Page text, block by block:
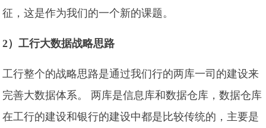
征，这是作为我们的一个新的课题。
2）工行大数据战略思路
工行整个的战略思路是通过我们行的两库一司的建设来
完善大数据体系。 两库是信息库和数据仓库，数据仓库
在工行的建设和银行的建设中都是比较传统的，主要是